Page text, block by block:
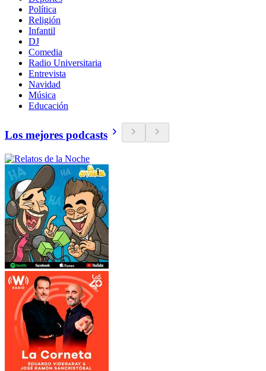
Política
Religión
Infantil
DJ
Comedia
Radio Universitaria
Entrevista
Navidad
Música
Educación
Los mejores podcasts